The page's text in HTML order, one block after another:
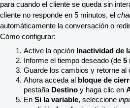
para cuando el cliente se queda sin
cliente no responde en 5 minutos, el
automáticamente la conversación o
Cómo configurar:
Active la opción Inactividad de
Informe el tiempo deseado (de 5
Guarde los cambios y retorne al
Ahora acceda al
bloque de
pestaña Destino y haga clic en
En Si la variable, seleccione